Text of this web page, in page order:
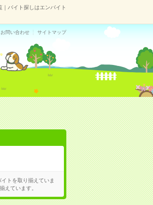
バイト探しはエンバイト
問い合わせ サイトマップ
トを取り揃えていま
えています。